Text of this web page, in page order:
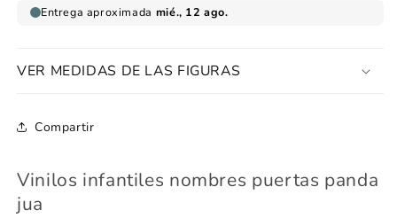
VER MEDIDAS DE LAS FIGURAS
Compartir
Vinilos infantiles nombres puertas panda
jua